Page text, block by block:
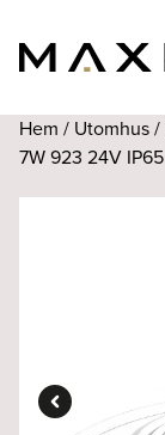
Hem / Utomhus/
7W 923 24V IP65